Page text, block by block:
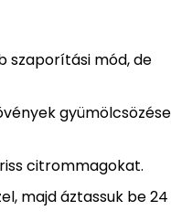
szaporítási mód, de
gyümölcsözése
citrommagokat.
majd áztassuk be 24